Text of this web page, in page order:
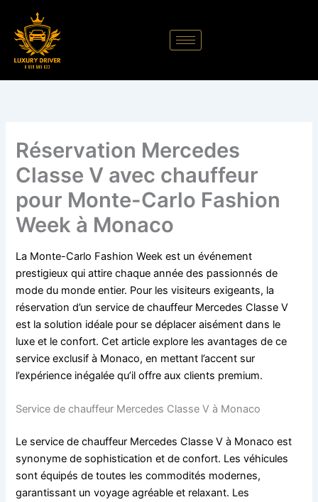
contenu
Réservation Mercedes
Classe V avec chauffeur
pour Monte-Carlo Fashion
Week à Monaco
La Monte-Carlo Fashion Week est un événement
prestigieux qui attire chaque année des passionnés de
mode du monde entier. Pour les visiteurs exigeants, la
réservation d’un service de chauffeur Mercedes Classe V
est la solution idéale pour se déplacer aisément dans le
luxe et le confort. Cet article explore les avantages de ce
service exclusif à Monaco, en mettant l’accent sur
l’expérience inégalée qu’il offre aux clients premium.
Service de chauffeur Mercedes Classe V à Monaco
Le service de chauffeur Mercedes Classe V à Monaco est
synonyme de sophistication et de confort. Les véhicules
sont équipés de toutes les commodités modernes,
garantissant un voyage agréable et relaxant. Les